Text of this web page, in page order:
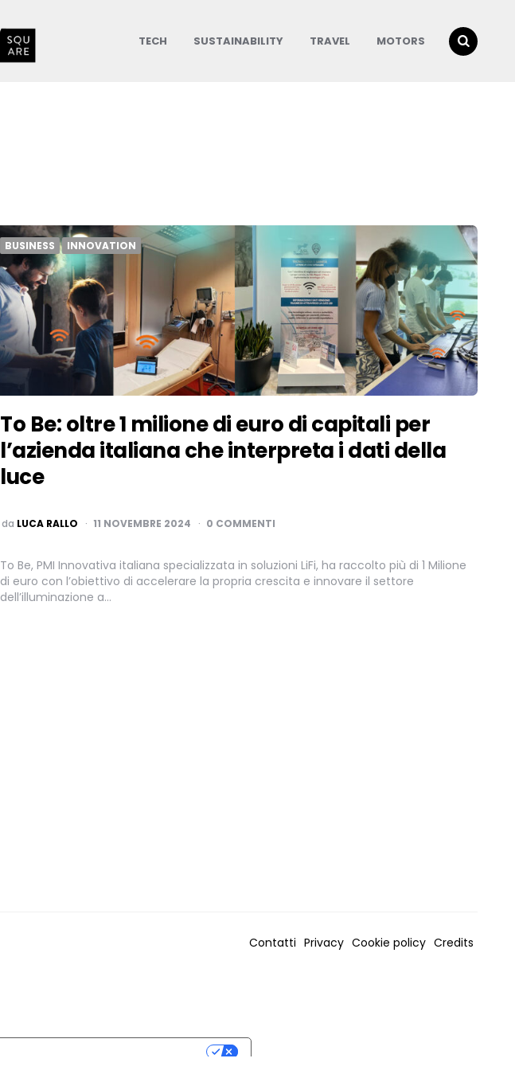
TECH SUSTAINABILITY TRAVEL MOTORS
BUSINESS INNOVATION
To Be: oltre 1 milione di euro di capitali per
l’azienda italiana che interpreta i dati della
luce
PUBBLICATO
da LUCA RALLO 11 NOVEMBRE 2024 0 COMMENTI
To Be, PMI Innovativa italiana specializzata in soluzioni LiFi, ha raccolto più di 1 Milione
di euro con l’obiettivo di accelerare la propria crescita e innovare il settore
dell’illuminazione a…
Contatti Privacy Cookie policy Credits